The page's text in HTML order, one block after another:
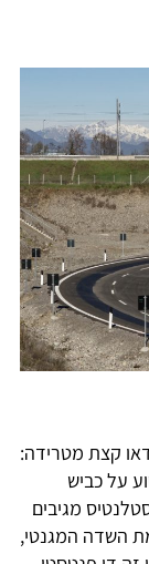
קצת מטרידה:
על כביש
מגיבים
השדה המגנטי,